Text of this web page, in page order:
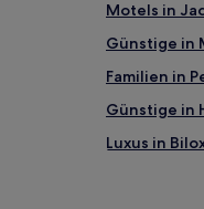
Motels in
Günstige in
Familien in
Günstige in
Luxus in